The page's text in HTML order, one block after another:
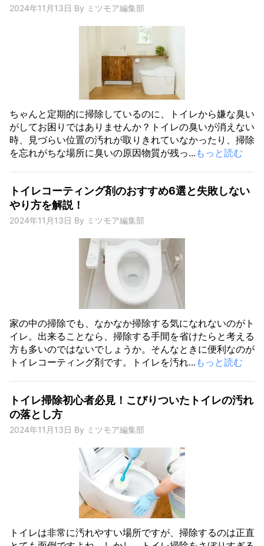
2024年11月13日 By ミツモア編集部
ちゃんと定期的に掃除しているのに、トイレから嫌な臭い
がしてお困りではありませんか？トイレの臭いが消えない
時、見づらい位置の汚れが取りきれていなかったり、掃除
を忘れがちな場所に臭いの原因物質が残っ... もっと読む
トイレコーティング剤のおすすめ6選と失敗しない
やり方を解説！
2024年11月13日 By ミツモア編集部
家の中の掃除でも、なかなか掃除する気になれないのがト
イレ。出来ることなら、掃除する手間を省けたらと考える
方も多いのではないでしょうか。そんなときに便利なのが
トイレコーティング剤です。トイレを汚れ... もっと読む
トイレ掃除初心者必見！こびりついたトイレの汚れ
の落とし方
2024年11月13日 By ミツモア編集部
トイレは非常に汚れやすい場所ですが、掃除するのは正直